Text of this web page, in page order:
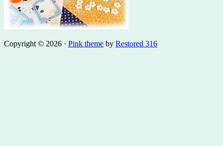
Copyright © 2026 · Pink theme by Restored 316